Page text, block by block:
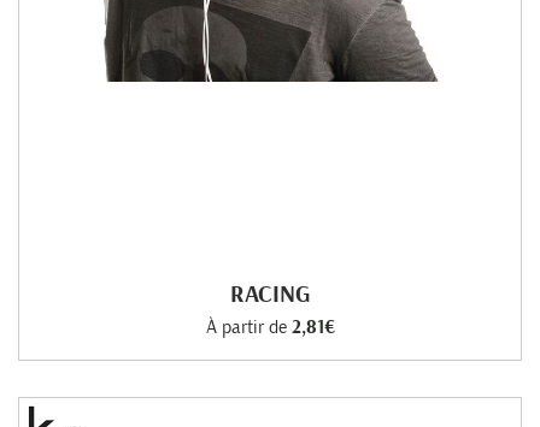
RACING
À partir de 2,81€